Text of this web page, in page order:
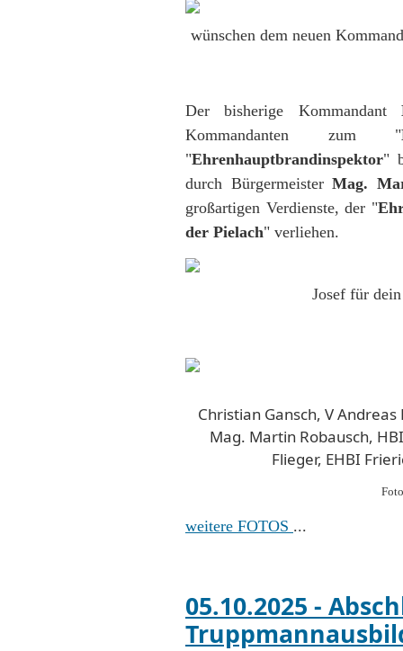
wünschen dem neuen
Der bisherige Kommandant
Kommandanten zum "
"Ehrenhauptbrandinspektor"
durch BürgermeisterMag.
großartigen Verdienste, der "
der Pielach" verliehen.
Josef für
Christian Gansch, V
Mag. Martin Robausch,
Flieger, EHBI
weitere FOTOS ...
05.10.2025 -